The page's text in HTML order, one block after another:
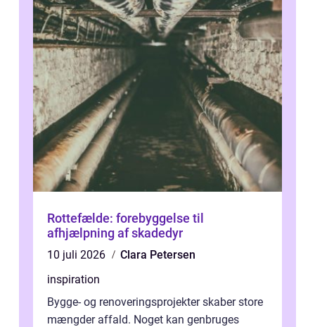
Rottefælde: forebyggelse til
afhjælpning af skadedyr
10 juli 2026
Clara Petersen
inspiration
Bygge- og renoveringsprojekter skaber store
mængder affald. Noget kan genbruges